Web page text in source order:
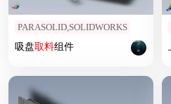
PARASOLID,SOLIDWORKS
吸盘取料组件